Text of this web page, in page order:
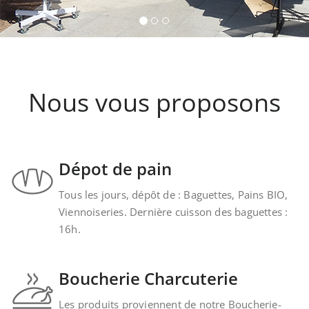
Kintzheim-St-Hippolyte.
Nous vous proposons
Dépot de pain
Tous les jours, dépôt de : Baguettes, Pains BIO,
Viennoiseries. Dernière cuisson des baguettes :
16h.
Boucherie Charcuterie
Les produits proviennent de notre Boucherie-